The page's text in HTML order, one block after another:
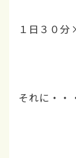
１日３０
それに・・